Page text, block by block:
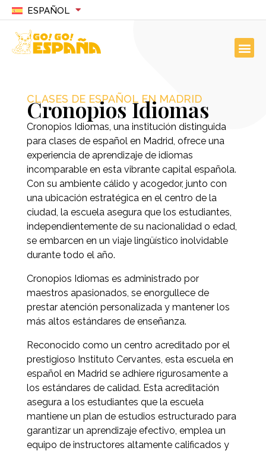
ESPAÑOL
CLASES DE ESPAÑOL EN MADRID
Cronopios Idiomas
Cronopios Idiomas, una institución distinguida
para clases de español en Madrid, ofrece una
experiencia de aprendizaje de idiomas
incomparable en esta vibrante capital española.
Con su ambiente cálido y acogedor, junto con
una ubicación estratégica en el centro de la
ciudad, la escuela asegura que los estudiantes,
independientemente de su nacionalidad o edad,
se embarcen en un viaje lingüístico inolvidable
durante todo el año.
Cronopios Idiomas es administrado por
maestros apasionados, se enorgullece de
prestar atención personalizada y mantener los
más altos estándares de enseñanza.
Reconocido como un centro acreditado por el
prestigioso Instituto Cervantes, esta escuela en
español en Madrid se adhiere rigurosamente a
los estándares de calidad. Esta acreditación
asegura a los estudiantes que la escuela
mantiene un plan de estudios estructurado para
garantizar un aprendizaje efectivo, emplea un
equipo de instructores altamente calificados y